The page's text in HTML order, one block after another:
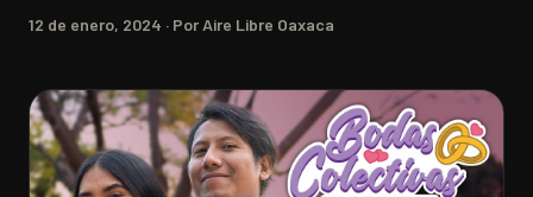
12 de enero, 2024 · Por Aire Libre Oaxaca